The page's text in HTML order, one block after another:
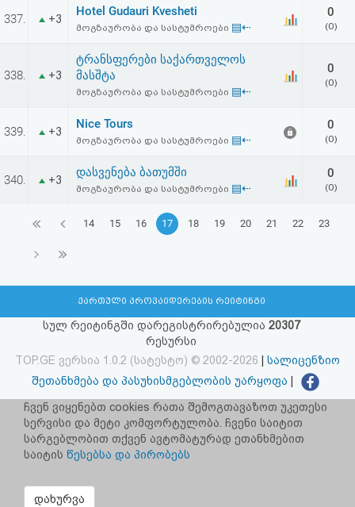
337. +3
Hotel Gudauri Kvesheti
მოგზაურობა და სასტუმროები ▤⇠
0
(0)
338. +3
ტრანსფერები საქართველოს
მასშტა
მოგზაურობა და სასტუმროები ▤⇠
0
(0)
339. +3
Nice Tours
მოგზაურობა და სასტუმროები ▤⇠
0
(0)
340. +3
დასვენება ბათუმში
მოგზაურობა და სასტუმროები ▤⇠
0
(0)
14 15 16 17 18 19 20 21 22 23
ქართული პროვაიდერების რეიტინგი
სულ რეიტინგში დარეგისტრირებულია 20307
რესურსი
TOP.GE ვერსია 1.0.2 (სატესტო) © 2002-2026
სალიცენზიო
შეთანხმება და პასუხისმგებლობის უარყოფა
facebook.com/TOP.GE
იხილეთ TOP.GE - ის ძველი ვერსია ბმულზე
TOP.GE-ს სერვერების განთავსებას და ინტერნეტთან კავშირს
ჩვენ ვიყენებთ cookies რათა შემოგთავაზოთ უკეთესი
სერვისი და მეტი კომფორტულობა. ჩვენი საიტით
სარგებლობით თქვენ ავტომატურად ეთანხმებით
საიტის წესებსა და პირობებს
დახურვა